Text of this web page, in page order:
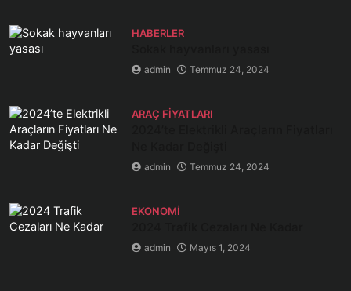
HABERLER
admin Temmuz 24, 2024
ARAÇ FIYATLARI
admin Temmuz 24, 2024
EKONOMI
admin Mayıs 1, 2024